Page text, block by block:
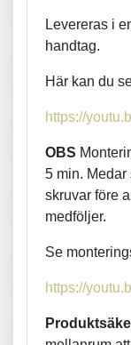
Levereras i
handtag.
Här kan du
https://
OBS
5 min.
skruvar före
medföljer.
Se
https://